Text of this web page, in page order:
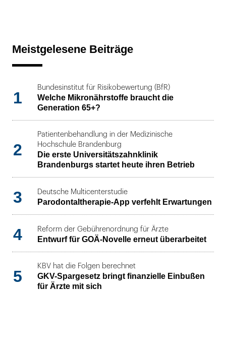
Meistgelesene Beiträge
1
Bundesinstitut für Risikobewertung (BfR)
Welche Mikronährstoffe braucht die
Generation 65+?
2
Patientenbehandlung in der Medizinische
Hochschule Brandenburg
Die erste Universitätszahnklinik
Brandenburgs startet heute ihren Betrieb
3 Deutsche Multicenterstudie
Parodontaltherapie-App verfehlt Erwartungen
4 Reform der Gebührenordnung für Ärzte
Entwurf für GOÄ-Novelle erneut überarbeitet
5
KBV hat die Folgen berechnet
GKV-Spargesetz bringt finanzielle Einbußen
für Ärzte mit sich